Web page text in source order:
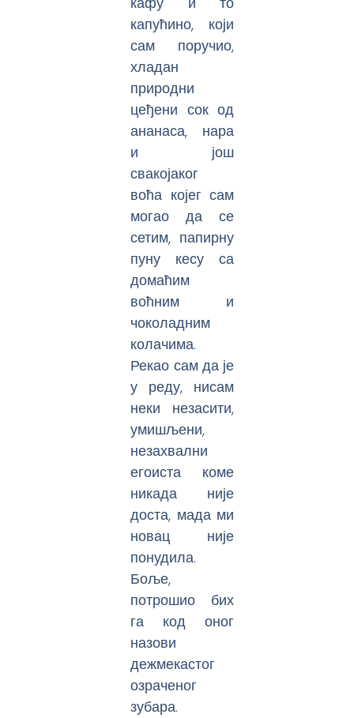
капућино, који
сам поручио,
хладан
природни
цеђени сок од
ананаса, нара
и још
свакојаког
воћа којег сам
могао да се
сетим, папирну
пуну кесу са
домаћим
воћним и
чоколадним
колачима.
Рекао сам да је
у реду, нисам
неки незасити,
умишљени,
незахвални
егоиста коме
никада није
доста, мада ми
новац није
понудила.
Боље,
потрошио бих
га код оног
назови
дежмекастог
озраченог
зубара.